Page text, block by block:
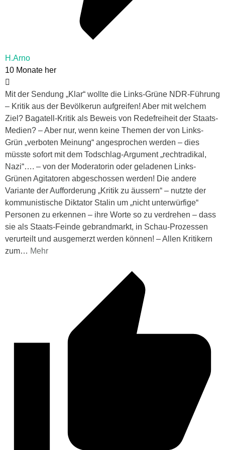
H.Arno
10 Monate her
Mit der Sendung „Klar“ wollte die Links-Grüne NDR-Führung
– Kritik aus der Bevölkerun aufgreifen! Aber mit welchem
Ziel? Bagatell-Kritik als Beweis von Redefreiheit der Staats-
Medien? – Aber nur, wenn keine Themen der von Links-
Grün „verboten Meinung“ angesprochen werden – dies
müsste sofort mit dem Todschlag-Argument „rechtradikal,
Nazi“…. – von der Moderatorin oder geladenen Links-
Grünen Agitatoren abgeschossen werden! Die andere
Variante der Aufforderung „Kritik zu äussern“ – nutzte der
kommunistische Diktator Stalin um „nicht unterwürfige“
Personen zu erkennen – ihre Worte so zu verdrehen – dass
sie als Staats-Feinde gebrandmarkt, in Schau-Prozessen
verurteilt und ausgemerzt werden können! – Allen Kritikern
zum… Mehr